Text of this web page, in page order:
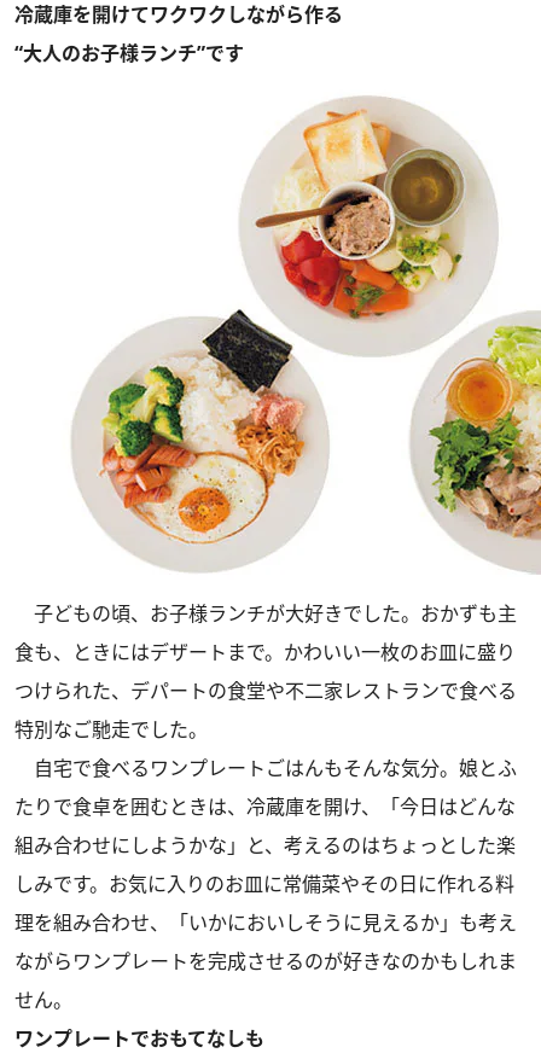
冷蔵庫を開けてワクワクしながら作る
“大人のお子様ランチ”です
子どもの頃、お子様ランチが大好きでした。おかずも主
食も、ときにはデザートまで。かわいい一枚のお皿に盛り
つけられた、デパートの食堂や不二家レストランで食べる
特別なご馳走でした。
自宅で食べるワンプレートごはんもそんな気分。娘とふ
たりで食卓を囲むときは、冷蔵庫を開け、「今日はどんな
組み合わせにしようかな」と、考えるのはちょっとした楽
しみです。お気に入りのお皿に常備菜やその日に作れる料
理を組み合わせ、「いかにおいしそうに見えるか」も考え
ながらワンプレートを完成させるのが好きなのかもしれま
せん。
ワンプレートでおもてなしも